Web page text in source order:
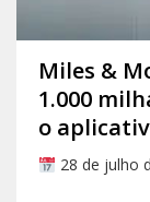
Miles &
1.000
o
28 de julho